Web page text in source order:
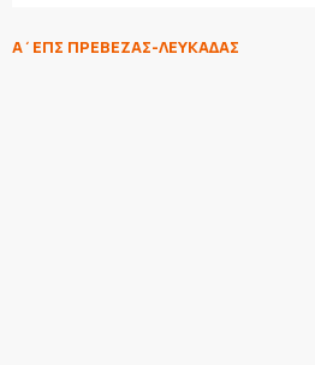
Α΄ΕΠΣ ΠΡΕΒΕΖΑΣ-ΛΕΥΚΑΔΑΣ